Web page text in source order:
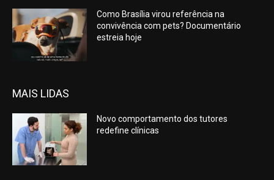
Como Brasília virou referência na
convivência com pets? Documentário
estreia hoje
MAIS LIDAS
Novo comportamento dos tutores
redefine clínicas